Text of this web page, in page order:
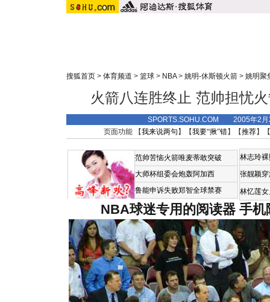
搜狐首页 > 体育频道 > 篮球 > NBA> 姚明-休斯顿火箭 > 姚明聚
火箭八连胜终止 范帅担忧
SPORTS.SOHU.COM 2005年2
页面功能 【我来说两句 】【我要“揪”错】【推荐】
范帅苦恼火箭唯麦蒂敢突破
大师杯组委会炮轰阿加西
鲁能申诉失败郑智全球禁赛
林志玲
张靓颖
林忆莲
NBA球迷专用的阅读器 手机